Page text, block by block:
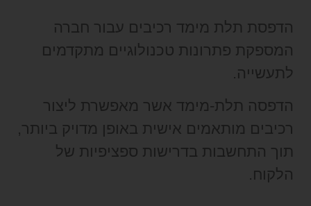
הדפסת תלת מימד רכיבים עבור חברה
המספקת פתרונות טכנולוגיים מתקדמים
לתעשייה.
הדפסה תלת-מימד אשר מאפשרת ליצור
רכיבים מותאמים אישית באופן מדויק ביותר,
תוך התחשבות בדרישות ספציפיות של
הלקוח.